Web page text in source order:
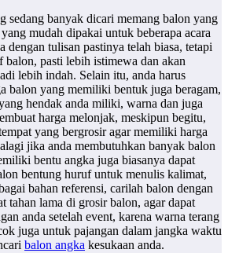
sedang banyak dicari memang balon yang
mudah dipakai untuk beberapa acara
dengan tulisan pastinya telah biasa, tetapi
pasti lebih istimewa dan akan
lebih indah. Selain itu, anda harus
balon yang memiliki bentuk juga beragam,
hendak anda miliki, warna dan juga
harga melonjak, meskipun begitu,
yang bergrosir agar memiliki harga
jika anda membutuhkan banyak balon
bentu angka juga biasanya dapat
bentung huruf untuk menulis kalimat,
bahan referensi, carilah balon dengan
tahan lama di grosir balon, agar dapat
anda setelah event, karena warna terang
juga untuk pajangan dalam jangka waktu
balon angka kesukaan anda.